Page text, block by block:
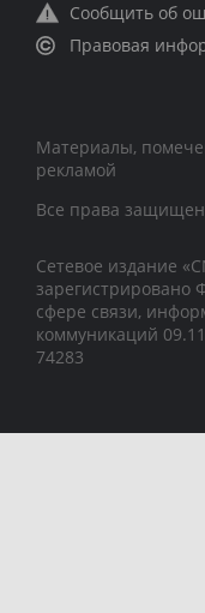
Сообщить об
Правовая
Материалы,
рекламой
Все права
Сетевое издание
зарегистрировано
сфере связи,
коммуникаций
74283